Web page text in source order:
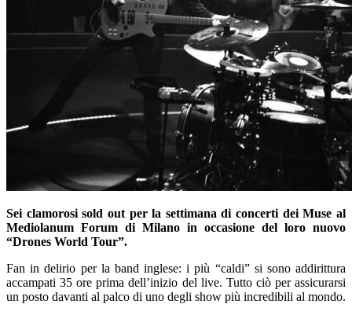
Sei clamorosi sold out per la settimana di concerti dei Muse al
Mediolanum Forum di Milano in occasione del loro nuovo
“Drones World Tour”.
Fan in delirio per la band inglese: i più “caldi” si sono addirittura
accampati 35 ore prima dell’inizio del live. Tutto ciò per assicurarsi
un posto davanti al palco di uno degli show più incredibili al mondo.